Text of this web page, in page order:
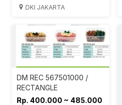
DKI JAKARTA
DM REC 567501000 /
RECTANGLE
Rp. 400.000 ~ 485.000